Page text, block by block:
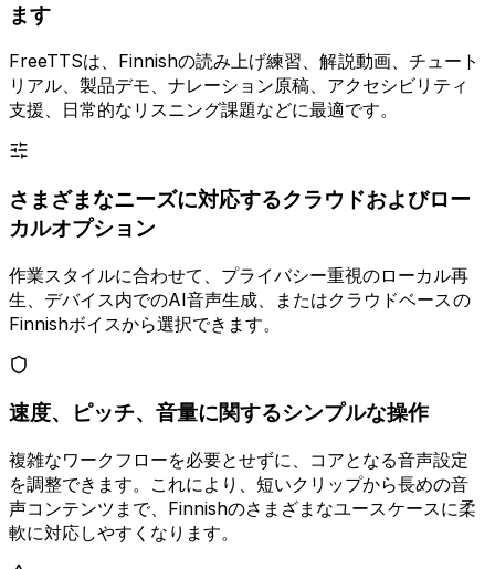
ます
FreeTTSは、Finnishの読み上げ練習、解説動画、チュート
リアル、製品デモ、ナレーション原稿、アクセシビリティ
支援、日常的なリスニング課題などに最適です。
さまざまなニーズに対応するクラウドおよびロー
カルオプション
作業スタイルに合わせて、プライバシー重視のローカル再
生、デバイス内でのAI音声生成、またはクラウドベースの
Finnishボイスから選択できます。
速度、ピッチ、音量に関するシンプルな操作
複雑なワークフローを必要とせずに、コアとなる音声設定
を調整できます。これにより、短いクリップから長めの音
声コンテンツまで、Finnishのさまざまなユースケースに柔
軟に対応しやすくなります。